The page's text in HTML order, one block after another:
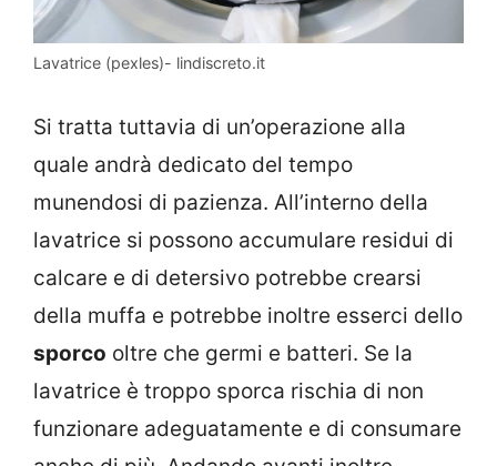
Lavatrice (pexles)- lindiscreto.it
Si tratta tuttavia di un’operazione alla
quale andrà dedicato del tempo
munendosi di pazienza. All’interno della
lavatrice si possono accumulare residui di
calcare e di detersivo potrebbe crearsi
della muffa e potrebbe inoltre esserci dello
sporco oltre che germi e batteri. Se la
lavatrice è troppo sporca rischia di non
funzionare adeguatamente e di consumare